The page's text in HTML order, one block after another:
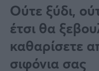
Πολιτική
Τράπεζες
Επιδοτήσεις
Κόσμος
Ούτε ξύδι,
έτσι θα
καθαρίσετε
σιφόνια σας